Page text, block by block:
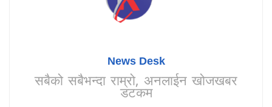
News Desk
सबैको सबैभन्दा राम्रो, अनलाईन खोजखबर
डटकम